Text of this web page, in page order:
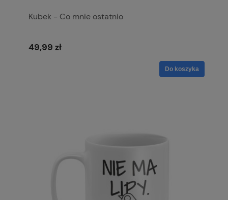
Kubek - Co mnie ostatnio
49,99 zł
Do koszyka